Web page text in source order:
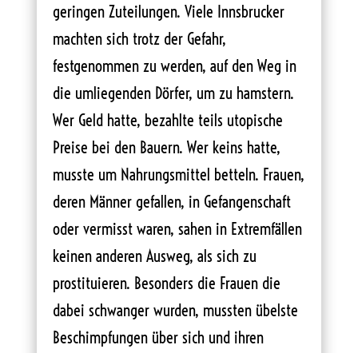
geringen Zuteilungen. Viele Innsbrucker
machten sich trotz der Gefahr,
festgenommen zu werden, auf den Weg in
die umliegenden Dörfer, um zu hamstern.
Wer Geld hatte, bezahlte teils utopische
Preise bei den Bauern. Wer keins hatte,
musste um Nahrungsmittel betteln. Frauen,
deren Männer gefallen, in Gefangenschaft
oder vermisst waren, sahen in Extremfällen
keinen anderen Ausweg, als sich zu
prostituieren. Besonders die Frauen die
dabei schwanger wurden, mussten übelste
Beschimpfungen über sich und ihren